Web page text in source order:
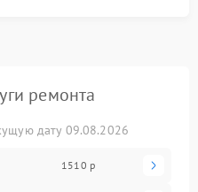
ремонта
дату 09.08.2026
1510 р